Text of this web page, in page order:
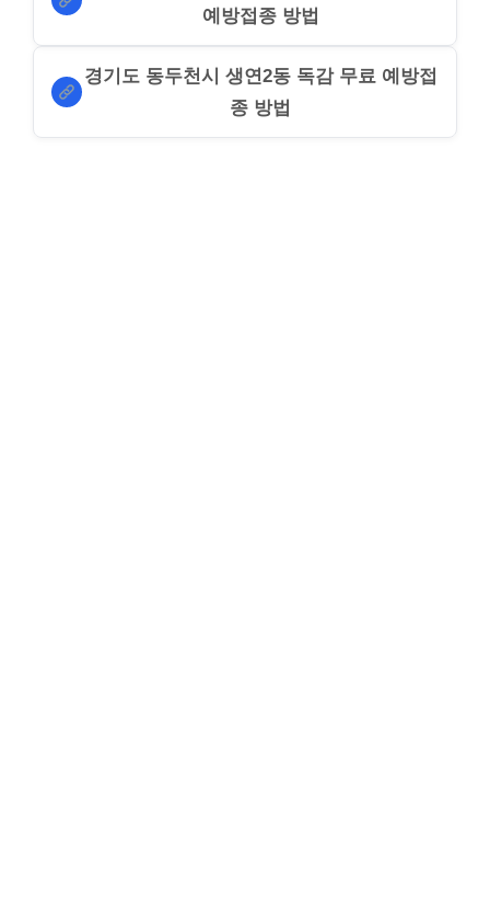
예방접종 방법
경기도 동두천시 생연2동 독감 무료 예방접
종 방법